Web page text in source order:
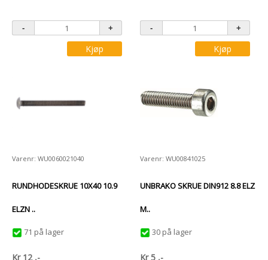
Kjøp Kjøp
Varenr: WU0060021040
RUNDHODESKRUE 10X40 10.9
ELZN ..
71 på lager
Kr 12 ,-
Varenr: WU00841025
UNBRAKO SKRUE DIN912 8.8 ELZ
M..
30 på lager
Kr5 ,-